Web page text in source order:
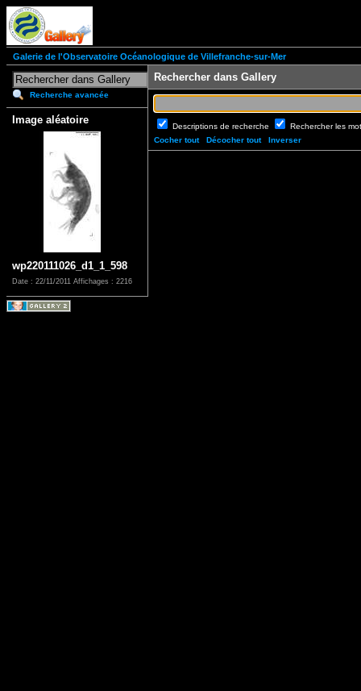
Galerie de l'Observatoire Océanologique de Villefranche-sur-Mer
Recherche avancée
Image aléatoire
wp220111026_d1_1_598
Date : 22/11/2011 Affichages : 2216
Rechercher dans Gallery
Descriptions de recherche
Rechercher les
Cocher tout
Décocher tout Inverser